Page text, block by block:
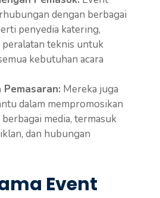
dengan berbagai
penyedia katering,
peralatan teknis untuk
kebutuhan acara
Pemasaran: Mereka juga
dalam mempromosikan
media, termasuk
dan hubungan
Event